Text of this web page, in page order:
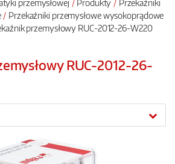
przemysłowej
Produkty
Przekaźniki
Przekaźniki przemysłowe wysokoprądowe
przemysłowy RUC-2012-26-W220
RUC-2012-26-